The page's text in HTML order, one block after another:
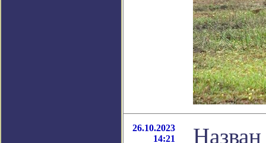
26.10.2023
14:21